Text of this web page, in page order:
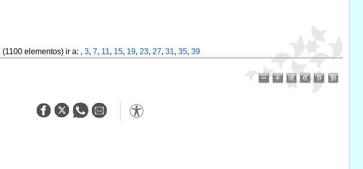
elementos) ir a: , 3, 7, 11, 15, 19, 23, 27, 31, 35, 39